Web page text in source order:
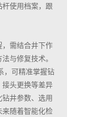
使用档案，跟
需结合井下作
与修复技术。
，可精准掌握钻
头更换等差异
井参数、选用
随着智能化检